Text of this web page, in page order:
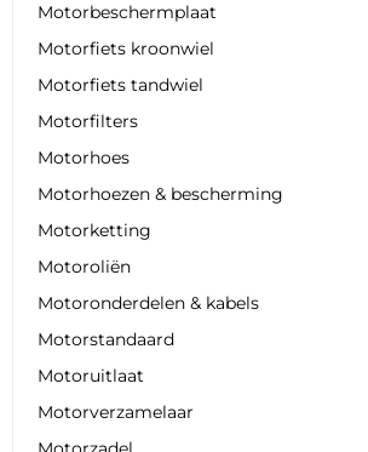
Motorbeschermplaat
Motorfiets kroonwiel
Motorfiets tandwiel
Motorfilters
Motorhoes
Motorhoezen & bescherming
Motorketting
Motoroliën
Motoronderdelen & kabels
Motorstandaard
Motoruitlaat
Motorverzamelaar